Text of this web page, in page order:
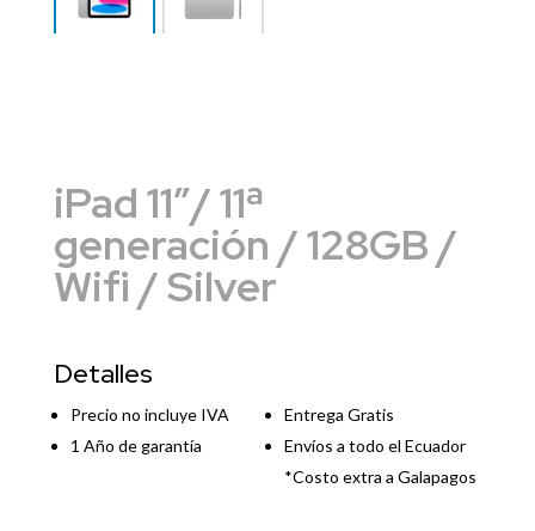
iPad 11″/ 11ª
generación / 128GB /
Wifi / Silver
Detalles
Precio no incluye IVA
1 Año de garantía
Entrega Gratis
Envíos a todo el Ecuador
*Costo extra a Galapagos